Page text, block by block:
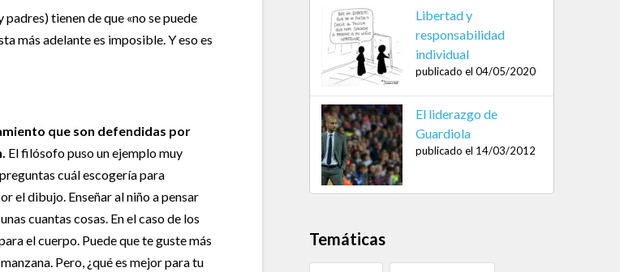
tienen de que «no se puede
más adelante es imposible. Y eso es
que son defendidas por
El filósofo puso un ejemplo muy
cuál escogería para
el dibujo. Enseñar al niño a pensar
cuantas cosas. En el caso de los
el cuerpo. Puede que te guste más
Pero, ¿qué es mejor para tu
Libertad y
responsabilidad
individual
publicado el 04/05/2020
El liderazgo de
Guardiola
publicado el 14/03/2012
Temáticas